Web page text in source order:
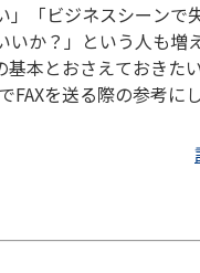
」「ビジネスシーンで
いか？」という人も増
基本とおさえておきた
FAXを送る際の参考に